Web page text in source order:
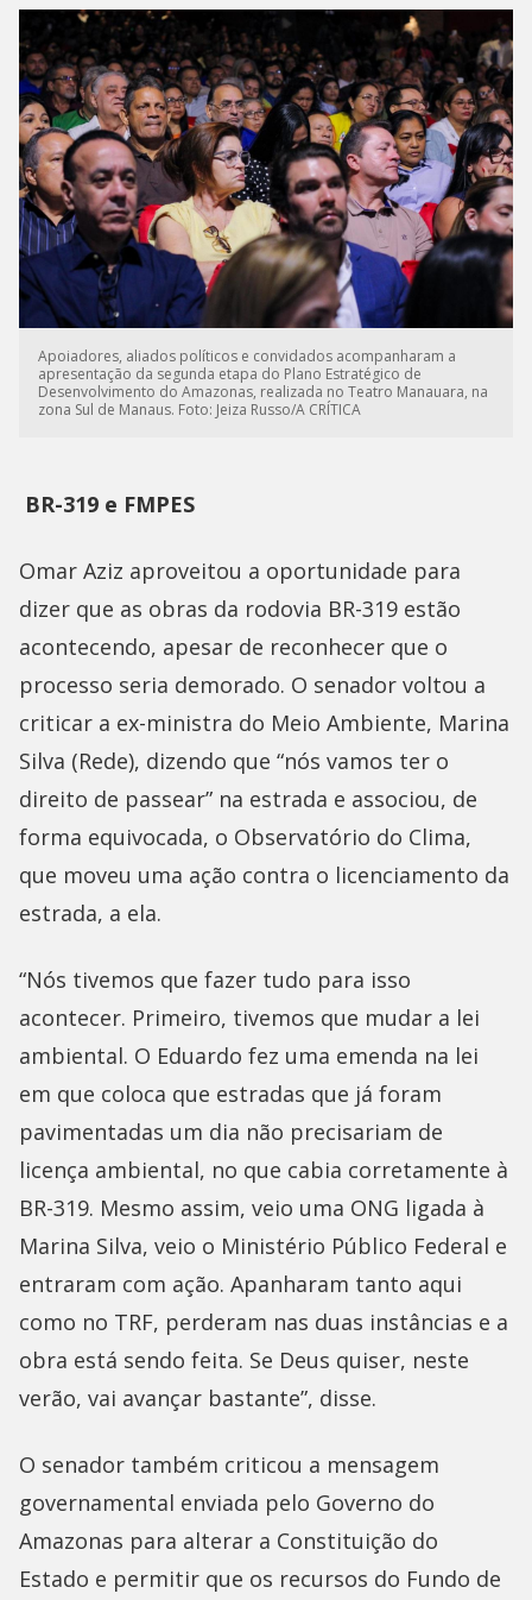
Apoiadores, aliados políticos e convidados acompanharam a
apresentação da segunda etapa do Plano Estratégico de
Desenvolvimento do Amazonas, realizada no Teatro Manauara, na
zona Sul de Manaus. Foto: Jeiza Russo/A CRÍTICA
BR-319 e FMPES
Omar Aziz aproveitou a oportunidade para
dizer que as obras da rodovia BR-319 estão
acontecendo, apesar de reconhecer que o
processo seria demorado. O senador voltou a
criticar a ex-ministra do Meio Ambiente, Marina
Silva (Rede), dizendo que “nós vamos ter o
direito de passear” na estrada e associou, de
forma equivocada, o Observatório do Clima,
que moveu uma ação contra o licenciamento da
estrada, a ela.
“Nós tivemos que fazer tudo para isso
acontecer. Primeiro, tivemos que mudar a lei
ambiental. O Eduardo fez uma emenda na lei
em que coloca que estradas que já foram
pavimentadas um dia não precisariam de
licença ambiental, no que cabia corretamente à
BR-319. Mesmo assim, veio uma ONG ligada à
Marina Silva, veio o Ministério Público Federal e
entraram com ação. Apanharam tanto aqui
como no TRF, perderam nas duas instâncias e a
obra está sendo feita. Se Deus quiser, neste
verão, vai avançar bastante”, disse.
O senador também criticou a mensagem
governamental enviada pelo Governo do
Amazonas para alterar a Constituição do
Estado e permitir que os recursos do Fundo de